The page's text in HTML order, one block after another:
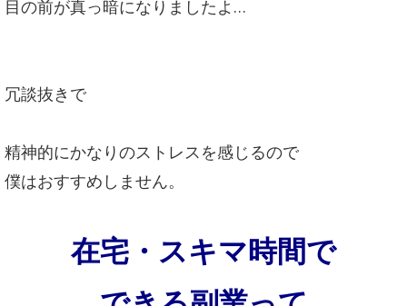
目の前が真っ暗になりましたよ…
冗談抜きで
精神的にかなりのストレスを感じるので
僕はおすすめしません。
在宅・スキマ時間で